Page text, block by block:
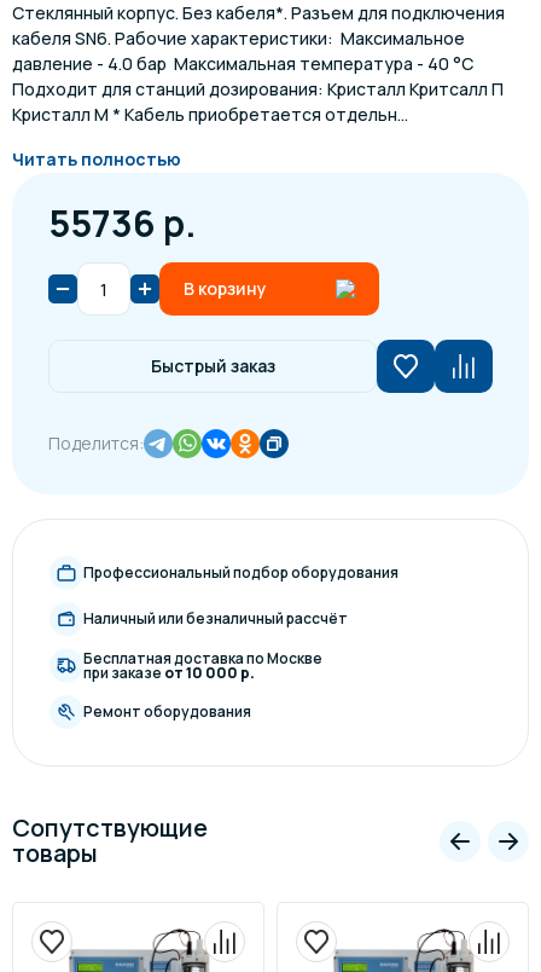
Стеклянный корпус. Без кабеля*. Разъем для подключения
кабеля SN6. Рабочие характеристики: Максимальное
давление - 4.0 бар Максимальная температура - 40 °C
Подходит для станций дозирования: Кристалл Критсалл П
Кристалл М * Кабель приобретается отдельн...
Читать полностью
55736 р.
В корзину
Быстрый заказ
Поделится:
Профессиональный подбор оборудования
Наличный или безналичный рассчёт
Бесплатная доставка по Москве
при заказе от 10 000 р.
Ремонт оборудования
Сопутствующие
товары